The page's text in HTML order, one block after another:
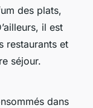
des plats,
il est
restaurants et
séjour.
dans